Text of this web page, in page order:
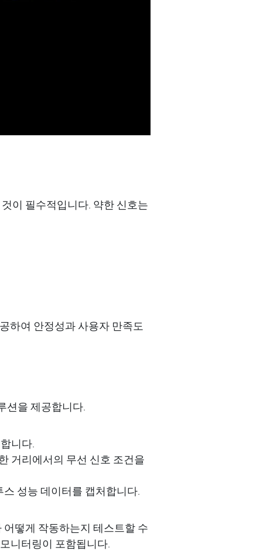
것이 필수적입니다. 약한 신호는
하여 안정성과 사용자 만족도
션을 제공합니다.
니다.
거리에서의 무선 신호 조건을
스 성능 데이터를 캡처합니다.
어떻게 작동하는지 테스트할 수
모니터링이 포함됩니다.